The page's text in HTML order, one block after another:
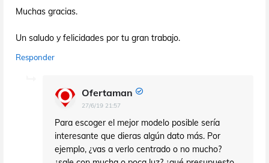
Muchas gracias.
Un saludo y felicidades por tu gran trabajo.
Responder
Ofertaman
27/6/19 21:57
Para escoger el mejor modelo posible sería
interesante que dieras algún dato más. Por
ejemplo, ¿vas a verlo centrado o no mucho?